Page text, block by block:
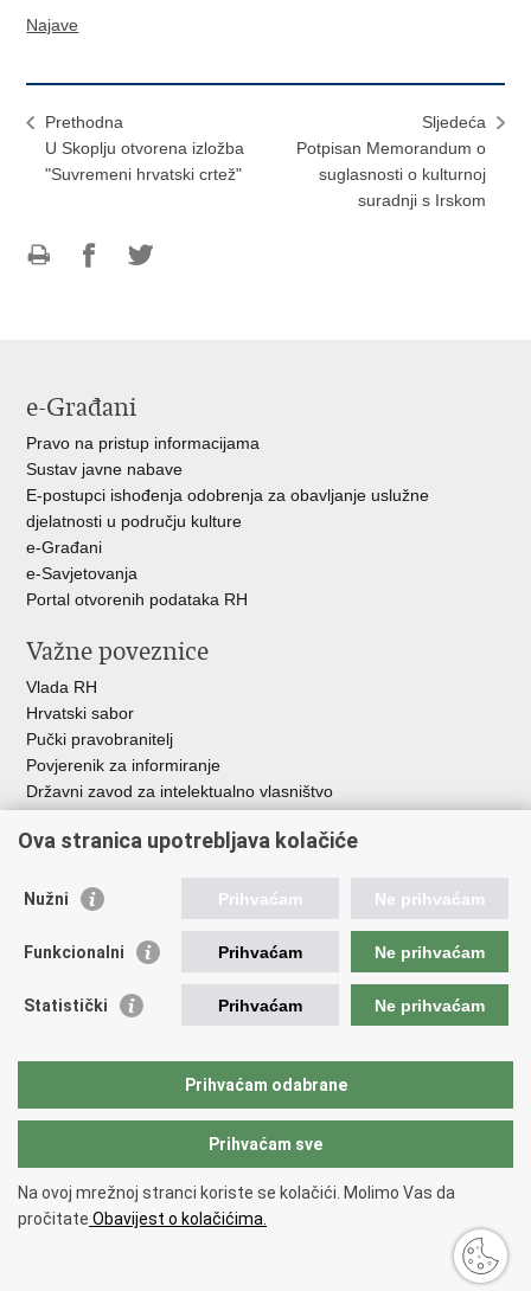
Najave
Prethodna
U Skoplju otvorena izložba
"Suvremeni hrvatski crtež"
Sljedeća
Potpisan Memorandum o
suglasnosti o kulturnoj
suradnji s Irskom
e-Građani
Pravo na pristup informacijama
Sustav javne nabave
E-postupci ishođenja odobrenja za obavljanje uslužne
djelatnosti u području kulture
e-Građani
e-Savjetovanja
Portal otvorenih podataka RH
Važne poveznice
Vlada RH
Hrvatski sabor
Pučki pravobranitelj
Povjerenik za informiranje
Državni zavod za intelektualno vlasništvo
HAKOM
Ostale poveznice
Hrvatski audiovizualni centar
Creative Europe
EU National Institutes for Culture
Međunarodni centar za podvodnu arheologiju u Zadru (MCPA)
Copyright © 2026 Ministarstvo kulture i medija.
pristupačnosti.
Ova stranica upotrebljava kolačiće
Nužni Prihvaćam Ne prihvaćam
Funkcionalni Prihvaćam Ne prihvaćam
Statistički Prihvaćam Ne prihvaćam
Prihvaćam odabrane
Prihvaćam sve
Na ovoj mrežnoj stranci koriste se kolačići. Molimo Vas da
pročitate Obavijest o kolačićima.